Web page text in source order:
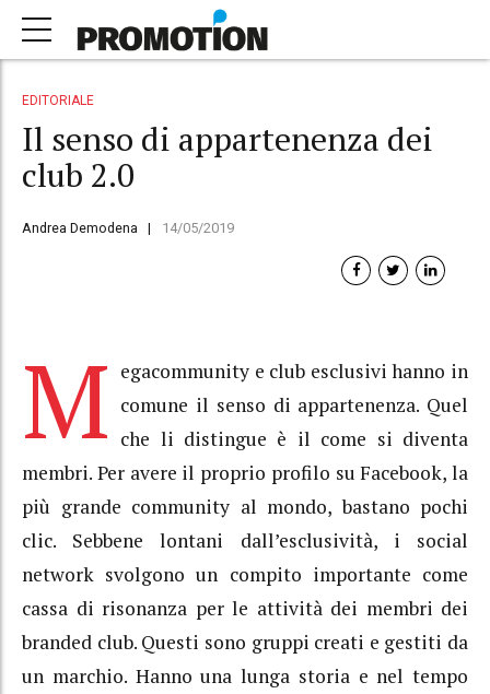
EDITORIALE
Il senso di appartenenza dei
club 2.0
Andrea Demodena 14/05/2019
M egacommunity e club esclusivi hanno in
comune il senso di appartenenza. Quel
che li distingue è il come si diventa
membri. Per avere il proprio profilo su Facebook, la
più grande community al mondo, bastano pochi
clic. Sebbene lontani dall’esclusività, i social
network svolgono un compito importante come
cassa di risonanza per le attività dei membri dei
branded club. Questi sono gruppi creati e gestiti da
un marchio. Hanno una lunga storia e nel tempo